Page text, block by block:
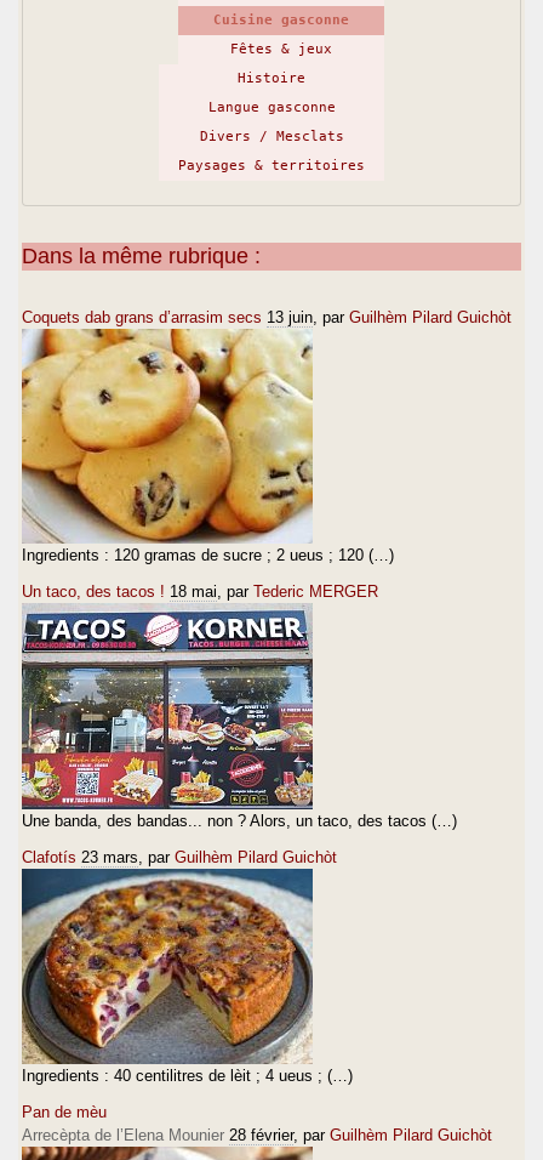
Cuisine gasconne
Fêtes & jeux
Histoire
Langue gasconne
Divers / Mesclats
Paysages & territoires
Dans la même rubrique :
Coquets dab grans d’arrasim secs 13 juin , par Guilhèm Pilard Guichòt
Ingredients : 120 gramas de sucre ; 2 ueus ; 120 (…)
Un taco, des tacos ! 18 mai , par Tederic MERGER
Une banda, des bandas... non ? Alors, un taco, des tacos (…)
Clafotís 23 mars , par Guilhèm Pilard Guichòt
Ingredients : 40 centilitres de lèit ; 4 ueus ; (…)
Pan de mèu
Arrecèpta de l’Elena Mounier 28 février, par Guilhèm Pilard Guichòt